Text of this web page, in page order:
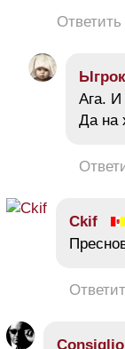
Ответить
Ыгрок
Ага. И
Да на
Ckif